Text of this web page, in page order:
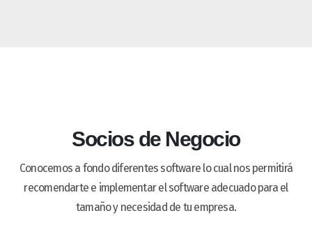
Socios de Negocio
Conocemos a fondo diferentes software lo cual nos permitirá
recomendarte e implementar el software adecuado para el
tamaño y necesidad de tu empresa.